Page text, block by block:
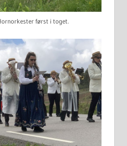
først i toget.